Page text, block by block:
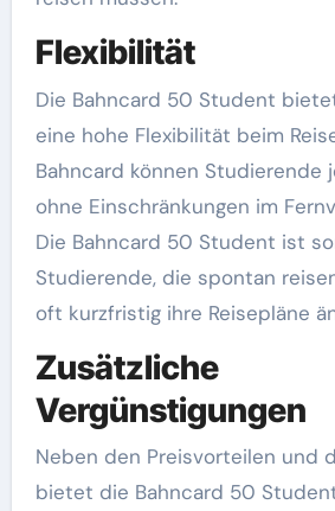
Flexibilität
Die Bahncard 50 Student
eine hohe Flexibilität beim
Bahncard können Studierende
ohne Einschränkungen im
Die Bahncard 50 Student ist
Studierende, die spontan
oft kurzfristig ihre Reisepläne
Zusätzliche
Vergünstigungen
Neben den Preisvorteilen und
bietet die Bahncard 50